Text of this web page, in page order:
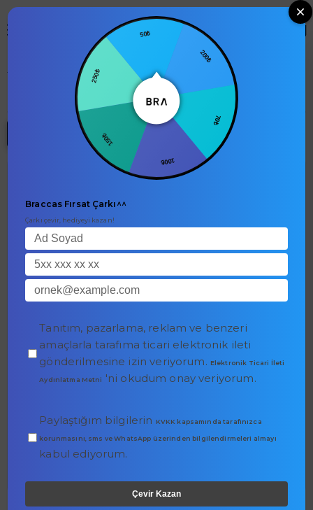
0
Relaxed Fit Gri
50₺
200₺
70₺
100₺
150₺
250₺
Braccas Fırsat Çarkı^^
Çarkı çevir, hediyeyi kazan!
Tanıtım, pazarlama, reklam ve benzeri
amaçlarla tarafıma ticari elektronik ileti
gönderilmesine izin veriyorum. Elektronik Ticari İleti
Aydınlatma Metni 'ni okudum onay veriyorum.
Paylaştığım bilgilerin KVKK kapsamında tarafınızca
korunmasını, sms ve WhatsApp üzerinden bilgilendirmeleri almayı
kabul ediyorum.
Çevir Kazan